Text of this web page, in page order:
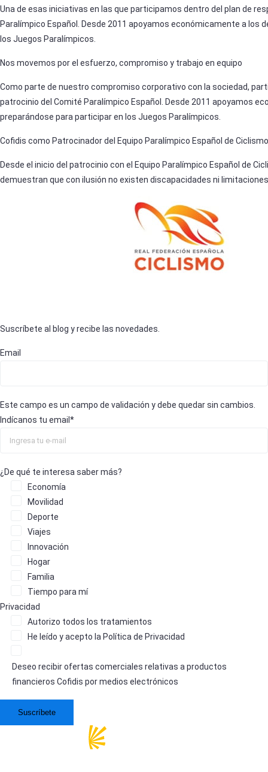
Una de esas iniciativas en las que participamos dentro del plan de
Paralímpico Español. Desde 2011 apoyamos económicamente a
los Juegos Paralímpicos.
Nos movemos por el esfuerzo, compromiso y trabajo en equipo
Como parte de nuestro compromiso corporativo con la sociedad,
patrocinio del Comité Paralímpico Español. Desde 2011 apoyamos
preparándose para participar en los Juegos Paralímpicos.
Cofidis como Patrocinador del Equipo Paralímpico Español de Ciclismo
Desde el inicio del patrocinio con el Equipo Paralímpico Español de
demuestran que con ilusión no existen discapacidades ni
Suscríbete al blog y recibe las novedades.
Email
Este campo es un campo de validación y debe quedar sin cambios.
Indícanos tu email*
¿De qué te interesa saber más?
Economía
Movilidad
Deporte
Viajes
Innovación
Hogar
Familia
Tiempo para mí
Privacidad
Autorizo todos los tratamientos
He leído y acepto la Política de Privacidad
Deseo recibir ofertas comerciales relativas a productos
financieros Cofidis por medios electrónicos